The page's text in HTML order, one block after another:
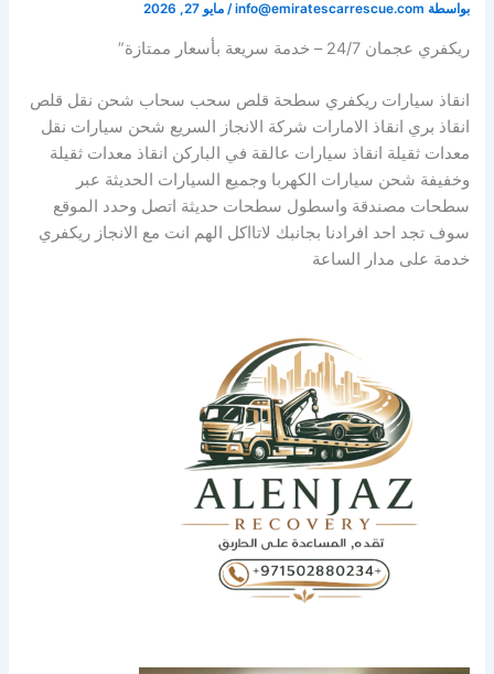
بواسطة info@emiratescarrescue.com
/مايو 27, 2026
ريكفري عجمان 24/7 – خدمة سريعة بأسعار ممتازة”
انقاذ سيارات ريكفري سطحة قلص سحب سحاب شحن نقل قلص
انقاذ بري انقاذ الامارات شركة الانجاز السريع شحن سيارات نقل
معدات ثقيلة انقاذ سيارات عالقة في الباركن انقاذ معدات ثقيلة
وخفيفة شحن سيارات الكهربا وجميع السيارات الحديثة عبر
سطحات مصندقة واسطول سطحات حديثة اتصل وحدد الموقع
سوف تجد احد افرادنا بجانبك لاتااكل الهم انت مع الانجاز ريكفري
خدمة على مدار الساعة